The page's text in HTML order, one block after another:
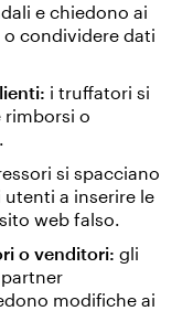
e chiedono ai
condividere dati
i truffatori si
rimborsi o
si spacciano
a inserire le
web falso.
o venditori: gli
modifiche ai